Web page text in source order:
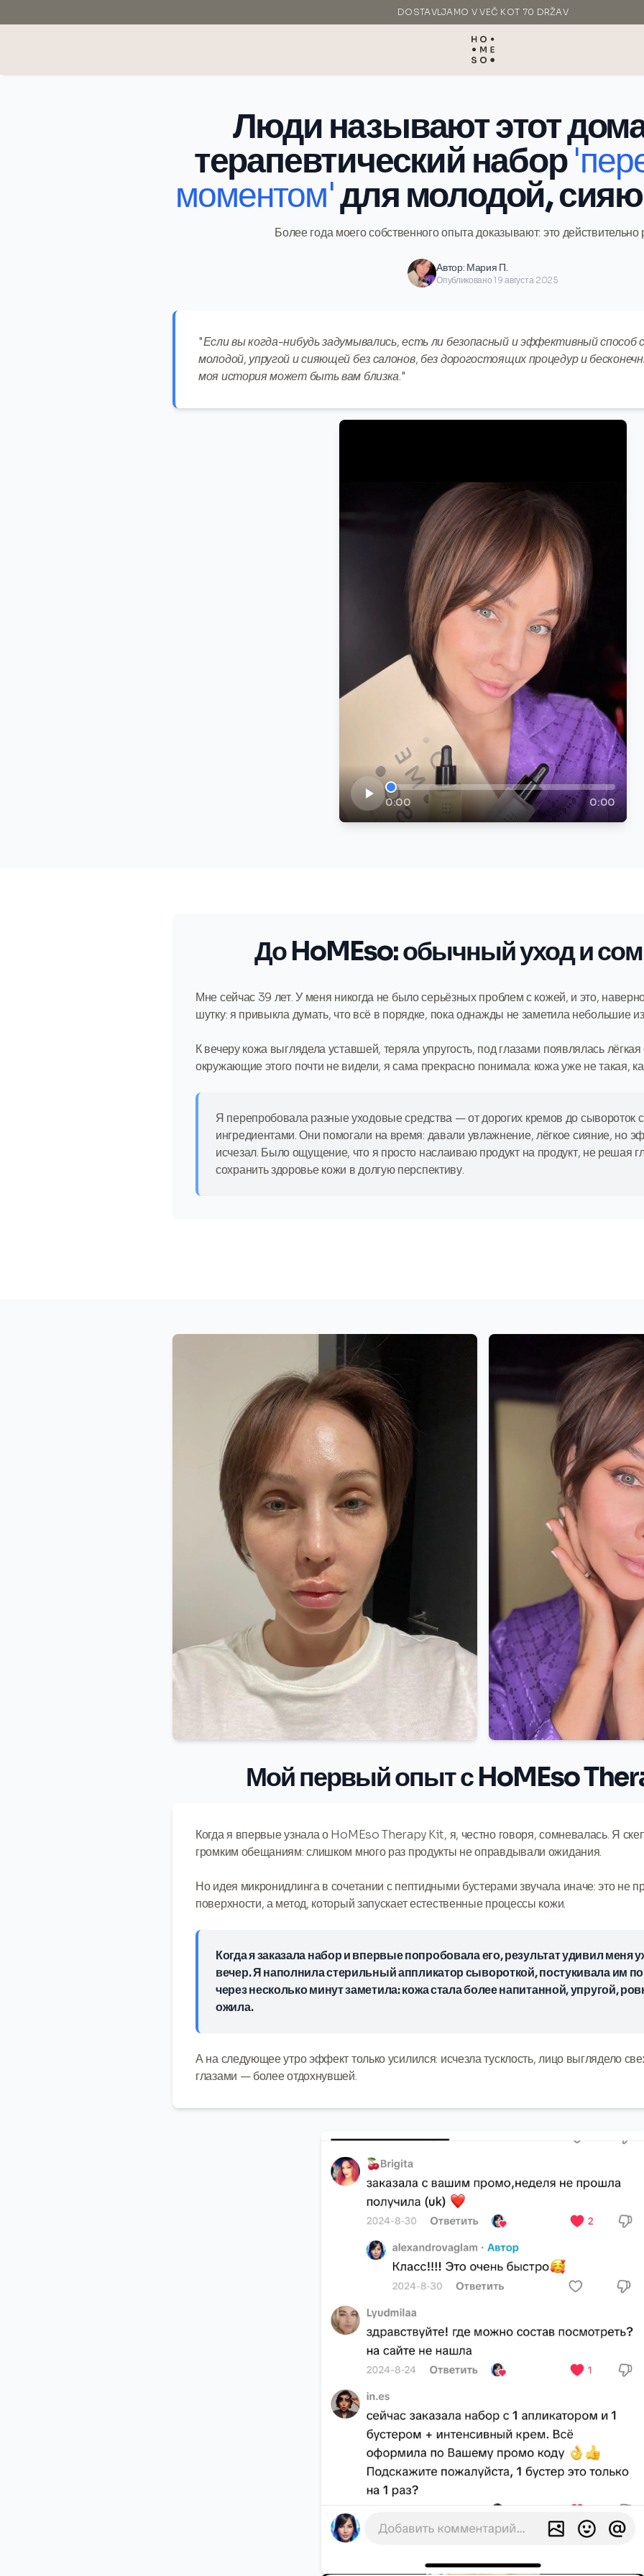
DOSTAVLJAMO V VEČ KOT 70 DRŽAV
IZDELANO V ITALIJI
Люди называют этот
терапевтический набор
моментом'для молодой,
Более года моего собственного опыта доказывают: это действительно
Автор: Мария П.
Опубликовано 19 августа 2025
"Если вы когда-нибудь задумывались, есть ли безопасный и эффективный способ
молодой, упругой и сияющей без салонов, без дорогостоящих процедур и
моя история может быть вам близка."
0:00 0:00
До HoMEso: обычный уход и
Мне сейчас 39 лет. У меня никогда не было серьёзных проблем с кожей, и это,
шутку: я привыкла думать, что всё в порядке, пока однажды не заметила небольшие
К вечеру кожа выглядела уставшей, теряла упругость, под глазами появлялась лёгкая
окружающие этого почти не видели, я сама прекрасно понимала: кожа уже не такая,
Я перепробовала разные уходовые средства — от дорогих кремов до сывороток
ингредиентами. Они помогали на время: давали увлажнение, лёгкое сияние, но
исчезал. Было ощущение, что я просто наслаиваю продукт на продукт, не решая
сохранить здоровье кожи в долгую перспективу.
Мой первый опыт с HoMEso
Когда я впервые узнала о HoMEso Therapy Kit, я, честно говоря, сомневалась. Я
громким обещаниям: слишком много раз продукты не оправдывали ожидания.
Но идея микронидлинга в сочетании с пептидными бустерами звучала иначе: это не
поверхности, а метод, который запускает естественные процессы кожи.
Когда я заказала набор и впервые попробовала его, результат удивил меня
вечер. Я наполнила стерильный аппликатор сывороткой, постукивала им
через несколько минут заметила: кожа стала более напитанной, упругой,
ожила.
А на следующее утро эффект только усилился: исчезла тусклость, лицо выглядело
глазами — более отдохнувшей.